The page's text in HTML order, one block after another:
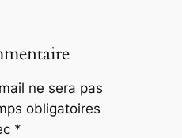
ne sera pas
obligatoires
*